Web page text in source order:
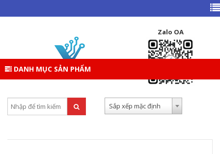
Zalo OA
DANH MỤC SẢN PHẨM
TRANG CHỦ DANH MỤC SẢN PHẨM
THIẾT BỊ VĂN PHÒNG
GIẤY NHIỆT
Sắp xếp mặc định